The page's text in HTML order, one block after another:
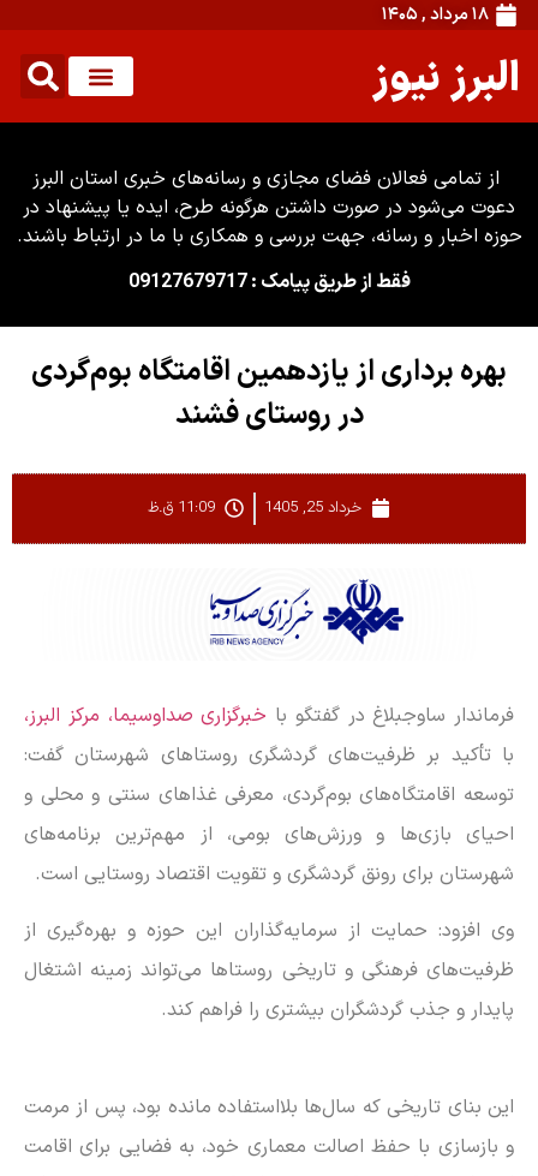
۱۸ مرداد , ۱۴۰۵
البرز نیوز
از تمامی فعالان فضای مجازی و رسانه‌های خبری استان البرز
دعوت می‌شود در صورت داشتن هرگونه طرح، ایده یا پیشنهاد در
حوزه اخبار و رسانه، جهت بررسی و همکاری با ما در ارتباط باشند.
فقط از طریق پیامک : 09127679717
بهره برداری از یازدهمین اقامتگاه بوم‌گردی
در روستای فشند
خرداد 25, 1405 11:09 ق.ظ
فرماندار ساوجبلاغ در گفتگو با خبرگزاری صداوسیما، مرکز البرز،
با تأکید بر ظرفیت‌های گردشگری روستا‌های شهرستان گفت:
توسعه اقامتگاه‌های بوم‌گردی، معرفی غذا‌های سنتی و محلی و
احیای بازی‌ها و ورزش‌های بومی، از مهم‌ترین برنامه‌های
شهرستان برای رونق گردشگری و تقویت اقتصاد روستایی است.
وی افزود: حمایت از سرمایه‌گذاران این حوزه و بهره‌گیری از
ظرفیت‌های فرهنگی و تاریخی روستا‌ها می‌تواند زمینه اشتغال
پایدار و جذب گردشگران بیشتری را فراهم کند.
این بنای تاریخی که سال‌ها بلااستفاده مانده بود، پس از مرمت
و بازسازی با حفظ اصالت معماری خود، به فضایی برای اقامت